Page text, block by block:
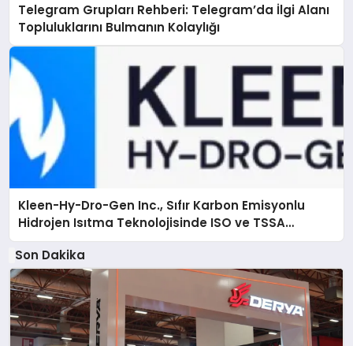
Telegram Grupları Rehberi: Telegram’da İlgi Alanı
Topluluklarını Bulmanın Kolaylığı
Kleen-Hy-Dro-Gen Inc., Sıfır Karbon Emisyonlu
Hidrojen Isıtma Teknolojisinde ISO ve TSSA
Düzenleyici Onaylarını Aldı
Son Dakika